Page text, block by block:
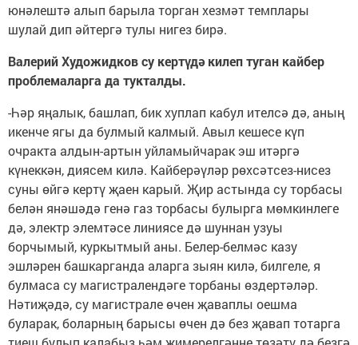
юнәлештә алып барыла торган хезмәт темплары
шулай дип әйтергә тулы нигез бирә.
Валерий Художидков су кертүдә килеп туган кайбер
проблемаларга да тукталды.
-Һәр яңалык, башлап, бик хуплап кабул ителсә дә, аның
икенче ягы да булмый калмый. Авыл кешесе күп
очракта алдын-артын уйламыйчарак эш итәргә
күнеккән, диясем килә. Кайберәүләр рөхсәтсез-нисез
суны өйгә кертү җаен карый. Җир астында су торбасы
белән янәшәдә генә газ торбасы булырга мөмкинлеге
дә, электр элемтәсе линиясе дә шуннан узуы
борчымый, куркытмый аны. Белер-белмәс казу
эшләрен башкарганда аларга зыян килә, билгеле, я
булмаса су магистралендәге торбаны өздертәләр.
Нәтиҗәдә, су магистрале өчен җаваплы оешма
буларак, боларның барысы өчен дә без җавап тотарга